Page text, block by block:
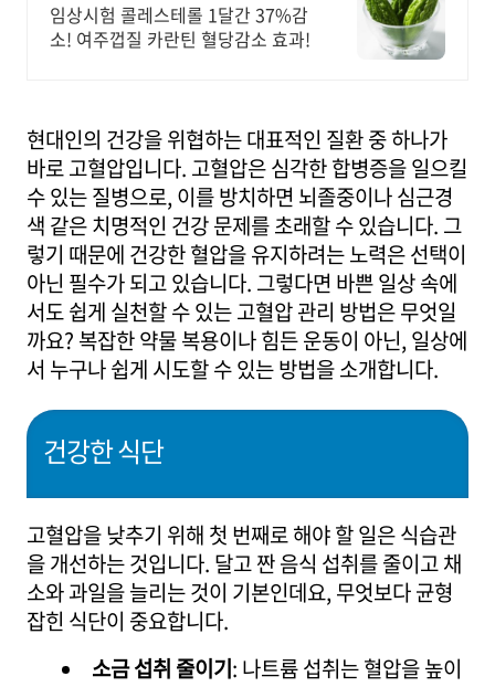
임상시험 콜레스테롤 1달간 37%감
소! 여주껍질 카란틴 혈당감소 효과!
현대인의 건강을 위협하는 대표적인 질환 중 하나가
바로 고혈압입니다. 고혈압은 심각한 합병증을 일으킬
수 있는 질병으로, 이를 방치하면 뇌졸중이나 심근경
색 같은 치명적인 건강 문제를 초래할 수 있습니다. 그
렇기 때문에 건강한 혈압을 유지하려는 노력은 선택이
아닌 필수가 되고 있습니다. 그렇다면 바쁜 일상 속에
서도 쉽게 실천할 수 있는 고혈압 관리 방법은 무엇일
까요? 복잡한 약물 복용이나 힘든 운동이 아닌, 일상에
서 누구나 쉽게 시도할 수 있는 방법을 소개합니다.
건강한 식단
고혈압을 낮추기 위해 첫 번째로 해야 할 일은 식습관
을 개선하는 것입니다. 달고 짠 음식 섭취를 줄이고 채
소와 과일을 늘리는 것이 기본인데요, 무엇보다 균형
잡힌 식단이 중요합니다.
소금 섭취 줄이기: 나트륨 섭취는 혈압을 높이